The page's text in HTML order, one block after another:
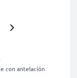
con antelación